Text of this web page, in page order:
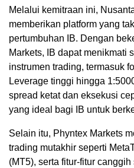
Melalui kemitraan ini,
memberikan platform yang
pertumbuhan IB. Dengan
Markets, IB dapat menikmati
instrumen trading, termasuk
Leverage tinggi hingga
spread ketat dan eksekusi
yang ideal bagi IB untuk
Selain itu, Phyntex Markets
trading mutakhir seperti
(MT5), serta fitur-fitur